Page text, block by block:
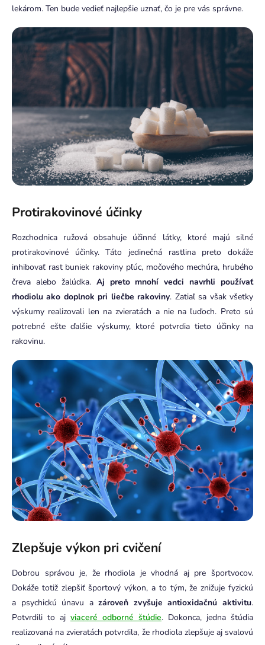
lekárom. Ten bude vedieť najlepšie uznať, čo je pre vás správne.
Protirakovinové účinky
Rozchodnica ružová obsahuje účinné látky, ktoré majú silné
protirakovinové účinky. Táto jedinečná rastlina preto dokáže
inhibovať rast buniek rakoviny pľúc, močového mechúra, hrubého
čreva alebo žalúdka. Aj preto mnohí vedci navrhli používať
rhodiolu ako doplnok pri liečbe rakoviny. Zatiaľ sa však všetky
výskumy realizovali len na zvieratách a nie na ľuďoch. Preto sú
potrebné ešte ďalšie výskumy, ktoré potvrdia tieto účinky na
rakovinu.
Zlepšuje výkon pri cvičení
Dobrou správou je, že rhodiola je vhodná aj pre športvocov.
Dokáže totiž zlepšiť športový výkon, a to tým, že znižuje fyzickú
a psychickú únavu azároveň zvyšuje antioxidačnú aktivitu.
Potvrdili to aj viaceré odborné štúdie. Dokonca, jedna štúdia
realizovaná na zvieratách potvrdila, že rhodiola zlepšuje aj svalovú